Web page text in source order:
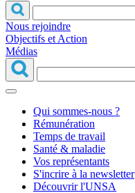
Nous rejoindre
Objectifs et Action
Médias
Qui sommes-nous ?
Rémunération
Temps de travail
Santé & maladie
Vos représentants
S'incrire à la newsletter
Découvrir l'UNSA